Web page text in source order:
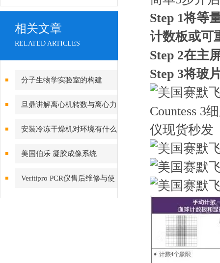
相关文章
RELATED ARTICLES
分子生物学实验室的构建
旦鼎讲解离心机转数与离心力
的换算
安装冷冻干燥机对环境有什么
要求？
美国伯乐 凝胶成像系统
12009077和12003153的区别
Veritipro PCR仪售后维修与使
用操作步骤
Step 1将等
计数板或可
Step 2在主
Step 3将玻